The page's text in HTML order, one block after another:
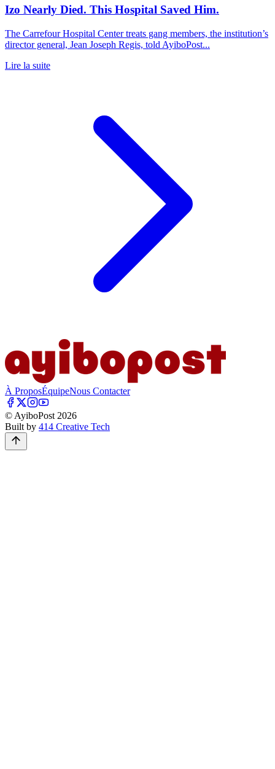
Izo Nearly Died. This Hospital Saved Him.
The Carrefour Hospital Center treats gang members, the institution’s
director general, Jean Joseph Regis, told AyiboPost...
Lire la suite
À ProposÉquipeNous Contacter
© AyiboPost 2026
Built by 414 Creative Tech